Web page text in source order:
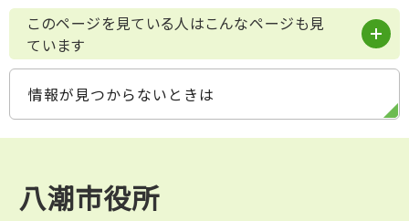
このページを見ている人はこんなページも見
ています
情報が見つからないときは
八潮市役所